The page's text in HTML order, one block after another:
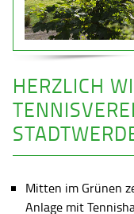
HERZLICH
Mitten im Grünen
Anlage mit